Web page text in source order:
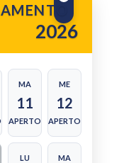
2026
MA
11
APERTO
ME
12
APERTO
LU MA